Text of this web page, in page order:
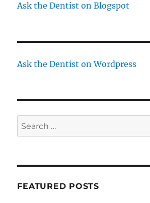
Ask the Dentist on Blogspot
Ask the Dentist on Wordpress
Search
for:
FEATURED POSTS